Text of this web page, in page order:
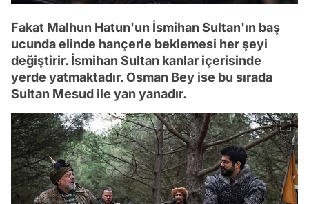
Fakat Malhun Hatun'un İsmihan Sultan'ın baş
ucunda elinde hançerle beklemesi her şeyi
değiştirir. İsmihan Sultan kanlar içerisinde
yerde yatmaktadır. Osman Bey ise bu sırada
Sultan Mesud ile yan yanadır.